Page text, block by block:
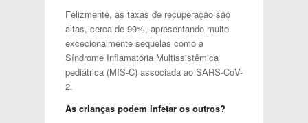
Felizmente, as taxas de recuperação são
altas, cerca de 99%, apresentando muito
excecionalmente sequelas como a
Síndrome Inflamatória Multissistêmica
pediátrica (MIS-C) associada ao SARS-CoV-
2.
As crianças podem infetar os outros?